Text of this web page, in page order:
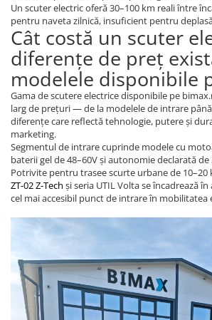
Un scuter electric oferă 30–100 km reali între
pentru naveta zilnică, insuficient pentru
Cât costă un scuter
diferențe de preț
modelele disponibile
Gama de scutere electrice disponibile pe
larg de prețuri — de la modelele de intrare
diferențe care reflectă tehnologie, putere și
marketing.
Segmentul de intrare cuprinde modele cu
baterii gel de 48–60V și autonomie declarată de
Potrivite pentru trasee scurte urbane de 10–20
ZT-02 Z-Tech și seria UTIL Volta se încadrează
cel mai accesibil punct de intrare în mobilitatea